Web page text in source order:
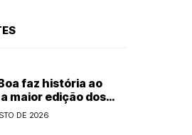
faz história ao
maior edição dos
DE 2026